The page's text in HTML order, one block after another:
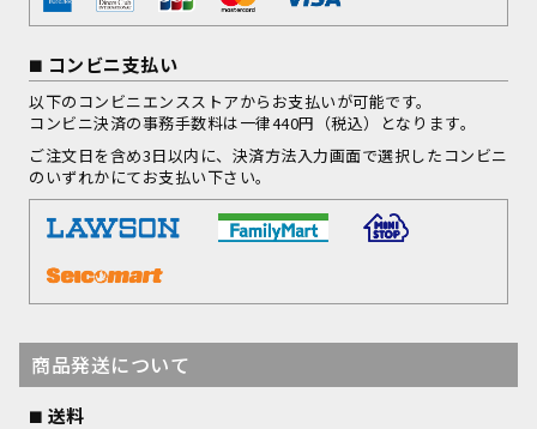
コンビニ支払い
以下のコンビニエンスストアからお支払いが可能です。
コンビニ決済の事務手数料は一律440円（税込）となります。
ご注文日を含め3日以内に、決済方法入力画面で選択したコンビニ
のいずれかにてお支払い下さい。
商品発送について
送料